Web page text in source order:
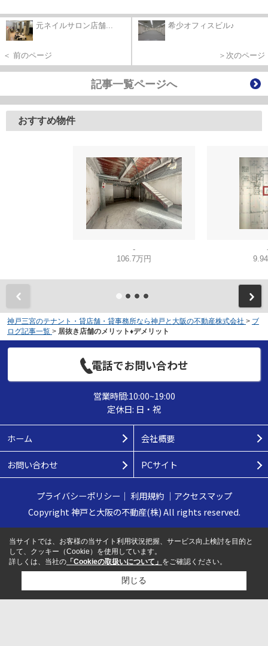
元ネイルサロン店舗...
＜ 前のページ
希少オフィスビル♪
＞次のページ
記事一覧ページへ
おすすめ物件
-
106.7万円
神戸三宮のテナント・貸店舗・貸事務所なら神戸と大阪の不動産株式会社 > ブ
ログ記事一覧 > 居抜き店舗のメリット♦デメリット
電話でお問い合わせ
営業時間:10:00~19:00
定休日: 日・祝
ホーム 会社概要
お問い合わせ PCサイト
プライバシーポリシー ｜ 利用規約｜ アクセスマップ
Copyright 神戸と大阪の不動産(株) All rights reserved.
当サイトでは、お客様の当サイト利用状況把握、サービス向上検討を目的と
して、クッキー（Cookie）を使用しています。
詳しくは、当社の 「Cookieの取扱いについて」 をご確認ください。
閉じる